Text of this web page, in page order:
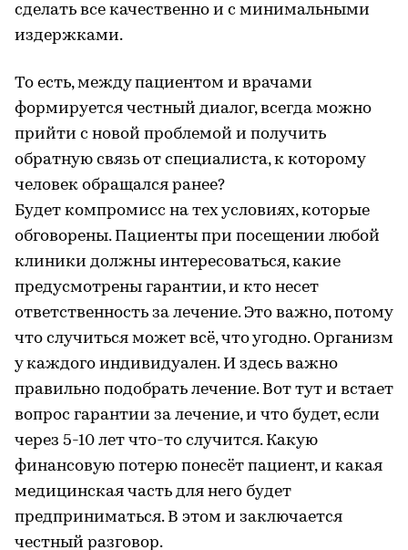
сделать все качественно и с минимальными
издержками.
То есть, между пациентом и врачами
формируется честный диалог, всегда можно
прийти с новой проблемой и получить
обратную связь от специалиста, к которому
человек обращался ранее?
Будет компромисс на тех условиях, которые
обговорены. Пациенты при посещении любой
клиники должны интересоваться, какие
предусмотрены гарантии, и кто несет
ответственность за лечение. Это важно, потому
что случиться может всё, что угодно. Организм
у каждого индивидуален. И здесь важно
правильно подобрать лечение. Вот тут и встает
вопрос гарантии за лечение, и что будет, если
через 5-10 лет что-то случится. Какую
финансовую потерю понесёт пациент, и какая
медицинская часть для него будет
предприниматься. В этом и заключается
честный разговор.